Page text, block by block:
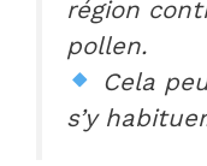
région
pollen.
Cela
s’y